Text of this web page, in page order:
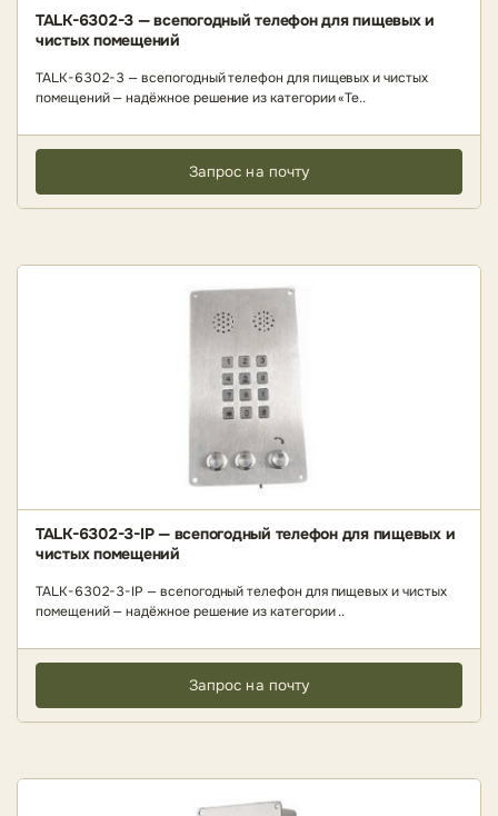
TALK-6302-3 — всепогодный телефон для пищевых и
чистых помещений
TALK-6302-3 — всепогодный телефон для пищевых и чистых
помещений — надёжное решение из категории «Те..
Запрос на почту
TALK-6302-3-IP — всепогодный телефон для пищевых и
чистых помещений
TALK-6302-3-IP — всепогодный телефон для пищевых и чистых
помещений — надёжное решение из категории ..
Запрос на почту